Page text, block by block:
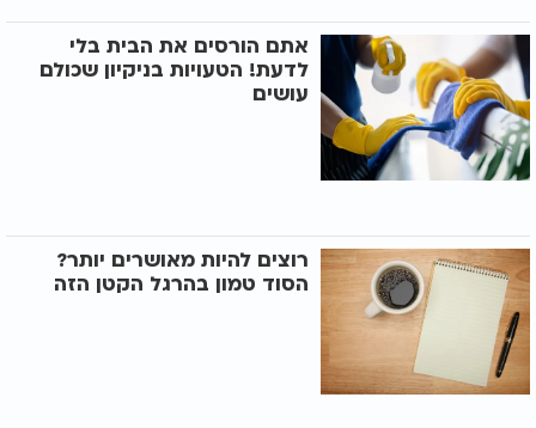
אתם הורסים את הבית בלי
לדעת! הטעויות בניקיון שכולם
עושים
רוצים להיות מאושרים יותר?
הסוד טמון בהרגל הקטן הזה